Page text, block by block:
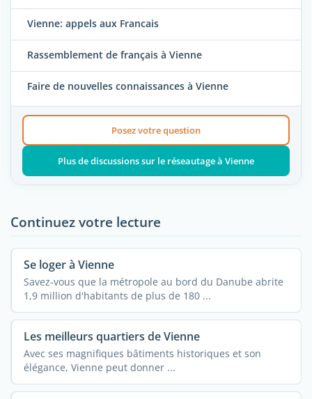
Vienne: appels aux Francais
Rassemblement de français à Vienne
Faire de nouvelles connaissances à Vienne
Posez votre question
Plus de discussions sur le réseautage à Vienne
Continuez votre lecture
Se loger à Vienne
Savez-vous que la métropole au bord du Danube abrite
1,9 million d'habitants de plus de 180 ...
Les meilleurs quartiers de Vienne
Avec ses magnifiques bâtiments historiques et son
élégance, Vienne peut donner ...